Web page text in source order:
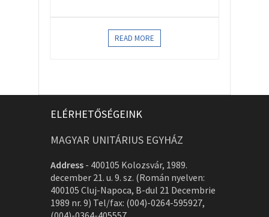
READ MORE
ELÉRHETŐSÉGEINK
MAGYAR UNITÁRIUS EGYHÁZ
Address - 400105 Kolozsvár, 1989.
december 21. u. 9. sz. (Román nyelven:
400105 Cluj-Napoca, B-dul 21 Decembrie
1989 nr. 9) Tel/fax: (004)-0264-595927,